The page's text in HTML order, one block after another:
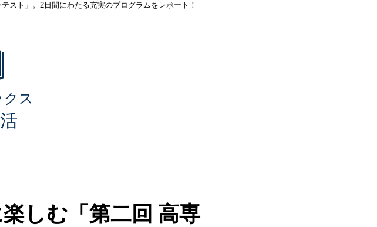
スト」。2日間にわたる充実のプログラムをレポート！
ス
しむ「第二回 高専